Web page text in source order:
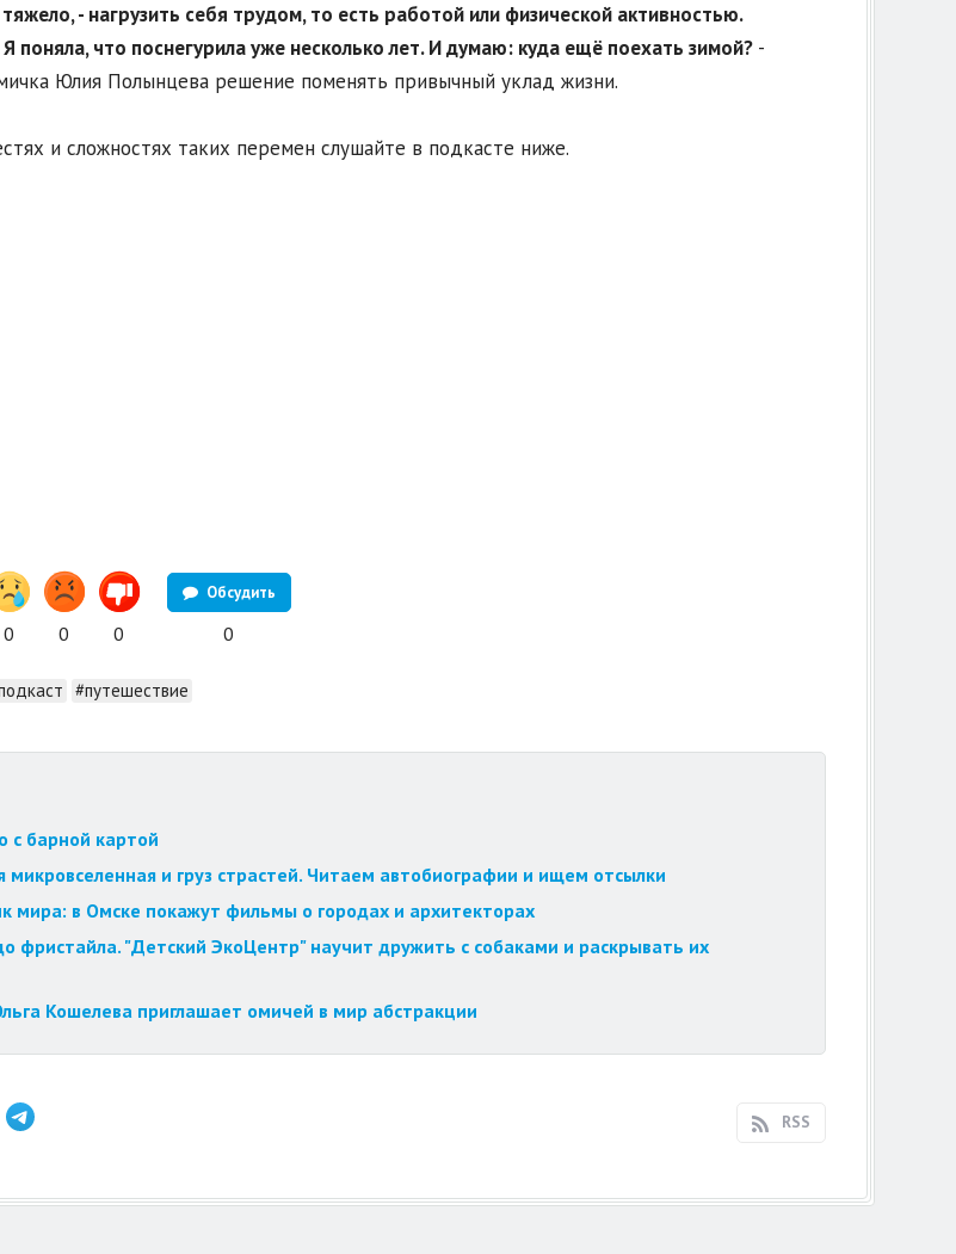
- нагрузить себя трудом, то есть работой или физической активностью.
поняла, что поснегурила уже несколько лет. И думаю: куда ещё поехать зимой? -
Юлия Полынцева решение поменять привычный уклад жизни.
и сложностях таких перемен слушайте в подкасте ниже.
0 0 0
Обсудить
0
#путешествие
с барной картой
микровселенная и груз страстей. Читаем автобиографии и ищем отсылки
мира: в Омске покажут фильмы о городах и архитекторах
фристайла. "Детский ЭкоЦентр" научит дружить с собаками и раскрывать их
Кошелева приглашает омичей в мир абстракции
RSS